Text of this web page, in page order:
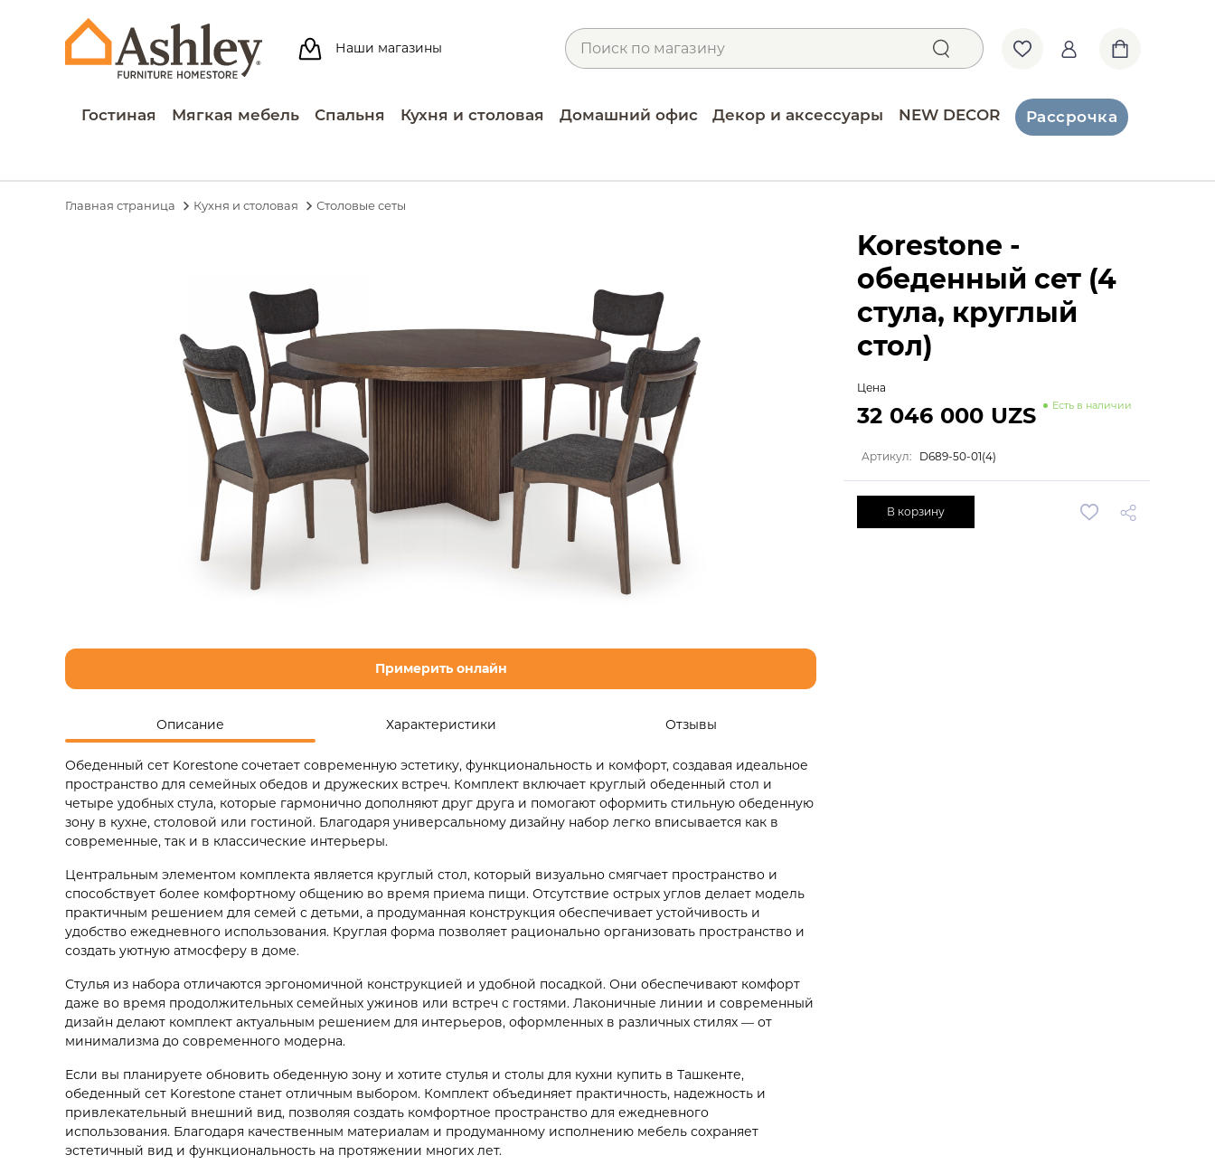
Наши магазины
Гостиная Мягкая мебель Спальня Кухня и столовая Домашний офис Декор и аксессуары NEW DECOR Рассрочка
Главная страница Кухня и столовая Столовые сеты
Примерить онлайн
Описание Характеристики Отзывы
Обеденный сет Korestone сочетает современную эстетику, функциональность и комфорт, создавая идеальное
пространство для семейных обедов и дружеских встреч. Комплект включает круглый обеденный стол и
четыре удобных стула, которые гармонично дополняют друг друга и помогают оформить стильную обеденную
зону в кухне, столовой или гостиной. Благодаря универсальному дизайну набор легко вписывается как в
современные, так и в классические интерьеры.
Центральным элементом комплекта является круглый стол, который визуально смягчает пространство и
способствует более комфортному общению во время приема пищи. Отсутствие острых углов делает модель
практичным решением для семей с детьми, а продуманная конструкция обеспечивает устойчивость и
удобство ежедневного использования. Круглая форма позволяет рационально организовать пространство и
создать уютную атмосферу в доме.
Стулья из набора отличаются эргономичной конструкцией и удобной посадкой. Они обеспечивают комфорт
даже во время продолжительных семейных ужинов или встреч с гостями. Лаконичные линии и современный
дизайн делают комплект актуальным решением для интерьеров, оформленных в различных стилях — от
минимализма до современного модерна.
Если вы планируете обновить обеденную зону и хотите стулья и столы для кухни купить в Ташкенте,
обеденный сет Korestone станет отличным выбором. Комплект объединяет практичность, надежность и
привлекательный внешний вид, позволяя создать комфортное пространство для ежедневного
использования. Благодаря качественным материалам и продуманному исполнению мебель сохраняет
эстетичный вид и функциональность на протяжении многих лет.
Korestone -
обеденный сет (4
стула, круглый
стол)
Цена
Есть в наличии
32 046 000 UZS
Артикул: D689-50-01(4)
В корзину